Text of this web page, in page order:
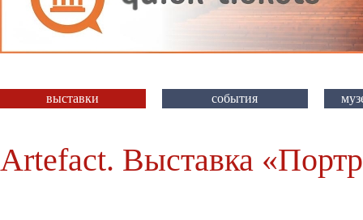
выставки события
Artefact. Выставка